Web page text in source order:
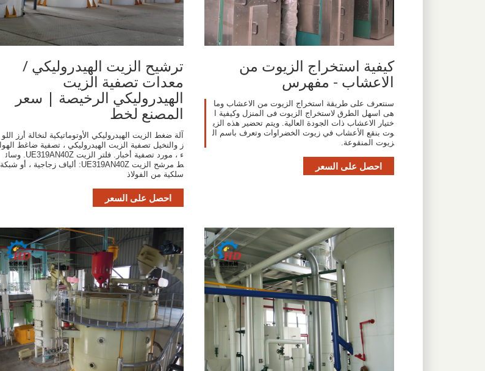
كيفية استخراج الزيوت من
الاعشاب - مفهرس
سنتعرف على طريقة استخراج الزيوت من الاعشاب وما
هى اسهل الطرق لاستخراج الزيوت فى المنزل وكيفية ا
ختيار الاعشاب ذات الجودة العالية. ويتم تحضير هذه الزي
وت بنقع الأعشاب في زيوت الخضراوات وتعرف باسم ال
زيوت المنقوعة.
احصل على السعر
ترشيح الزيت الهيدروليكي /
معدات تصفية الزيت
الهيدروليكي الرخيصة | سعر
المصنع لخط
آلة ضغط الزيت الهيدروليكي الأوتوماتيكية لنخالة أرز اللو
ز والنخيل تصفية الزيت الهيدروليكي ، تصفية ضاغط الهوا
ء ، مورد تصفية أخبار. فلتر الزيت UE319AN40Z. وسائ
ط مرشح الزيت UE319AN40Z: ألياف زجاجية ، أو شبكة
سلكية من الفولاذ
احصل على السعر